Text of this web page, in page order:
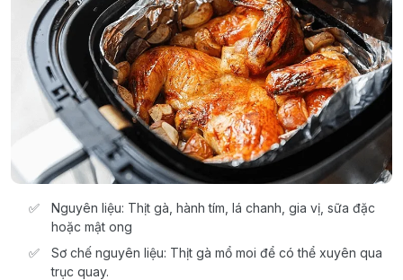
Nguyên liệu: Thịt gà, hành tím, lá chanh, gia vị, sữa đặc
hoặc mật ong
Sơ chế nguyên liệu: Thịt gà mổ moi để có thể xuyên qua
trục quay.